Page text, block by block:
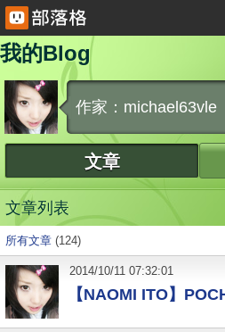
我的Blog
作家：michael63vle
文章
文章列表
所有文章 (124)
【NAOMI ITO】
2014/10/11 07:32:01